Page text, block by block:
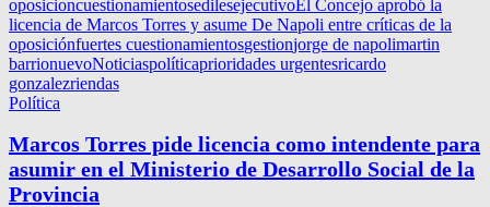
oposicioncuestionamientosedilesejecutivoEl Concejo aprobó la
licencia de Marcos Torres y asume De Napoli entre críticas de la
oposiciónfuertes cuestionamientosgestionjorge de napolimartin
barrionuevoNoticiaspolíticaprioridades urgentesricardo
gonzalezriendas
Política
Marcos Torres pide licencia como intendente para
asumir en el Ministerio de Desarrollo Social de la
Provincia